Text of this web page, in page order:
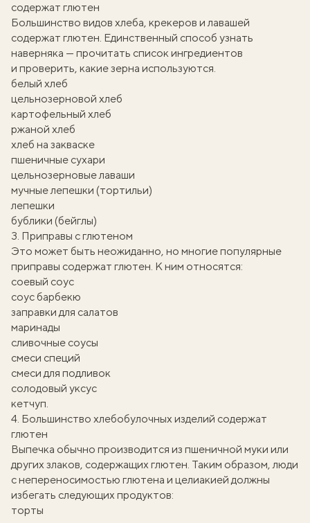
содержат глютен
Большинство видов хлеба, крекеров и лавашей
содержат глютен. Единственный способ узнать
наверняка — прочитать список ингредиентов
и проверить, какие зерна используются.
белый хлеб
цельнозерновой хлеб
картофельный хлеб
ржаной хлеб
хлеб на закваске
пшеничные сухари
цельнозерновые лаваши
мучные лепешки (тортильи)
лепешки
бублики (бейглы)
3. Приправы с глютеном
Это может быть неожиданно, но многие популярные
приправы содержат глютен. К ним относятся:
соевый соус
соус барбекю
заправки для салатов
маринады
сливочные соусы
смеси специй
смеси для подливок
солодовый уксус
кетчуп.
4. Большинство хлебобулочных изделий содержат
глютен
Выпечка обычно производится из пшеничной муки или
других злаков, содержащих глютен. Таким образом, люди
с непереносимостью глютена и целиакией должны
избегать следующих продуктов:
торты